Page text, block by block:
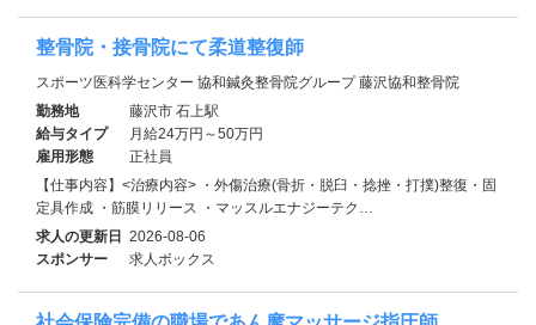
整骨院・接骨院にて柔道整復師
スポーツ医科学センター 協和鍼灸整骨院グループ 藤沢協和整骨院
勤務地
藤沢市 石上駅
給与タイプ
月給24万円～50万円
雇用形態
正社員
【仕事内容】<治療内容> ・外傷治療(骨折・脱臼・捻挫・打撲)整復・固
定具作成 ・筋膜リリース ・マッスルエナジーテク…
求人の更新日 2026-08-06
スポンサー
求人ボックス